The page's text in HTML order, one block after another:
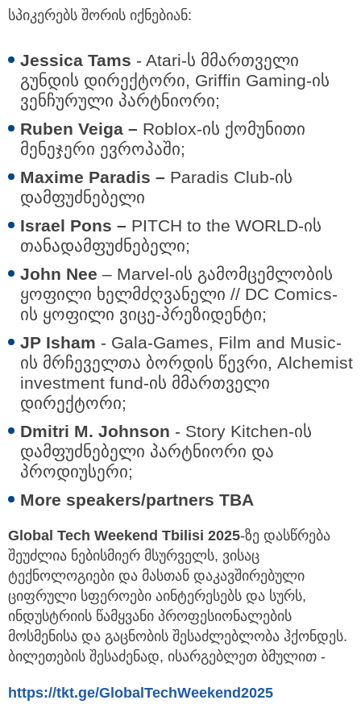
სპიკერებს შორის იქნებიან:
Jessica Tams - Atari-ს მმართველი
გუნდის დირექტორი, Griffin Gaming-ის
ვენჩურული პარტნიორი;
Ruben Veiga – Roblox-ის ქომუნითი
მენეჯერი ევროპაში;
Maxime Paradis – Paradis Club-ის
დამფუძნებელი
Israel Pons – PITCH to the WORLD-ის
თანადამფუძნებელი;
John Nee – Marvel-ის გამომცემლობის
ყოფილი ხელმძღვანელი // DC Comics-
ის ყოფილი ვიცე-პრეზიდენტი;
JP Isham - Gala-Games, Film and Music-
ის მრჩეველთა ბორდის წევრი, Alchemist
investment fund-ის მმართველი
დირექტორი;
Dmitri M. Johnson - Story Kitchen-ის
დამფუძნებელი პარტნიორი და
პროდიუსერი;
More speakers/partners TBA
Global Tech Weekend Tbilisi 2025-ზე დასწრება
შეუძლია ნებისმიერ მსურველს, ვისაც
ტექნოლოგიები და მასთან დაკავშირებული
ციფრული სფეროები აინტერესებს და სურს,
ინდუსტრიის წამყვანი პროფესიონალების
მოსმენისა და გაცნობის შესაძლებლობა ჰქონდეს.
ბილეთების შესაძენად, ისარგებლეთ ბმულით -
https://tkt.ge/GlobalTechWeekend2025